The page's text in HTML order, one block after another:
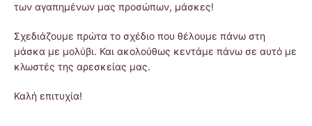
των αγαπημένων μας προσώπων, μάσκες!
Σχεδιάζουμε πρώτα το σχέδιο που θέλουμε πάνω στη
μάσκα με μολύβι. Και ακολούθως κεντάμε πάνω σε αυτό με
κλωστές της αρεσκείας μας.
Καλή επιτυχία!